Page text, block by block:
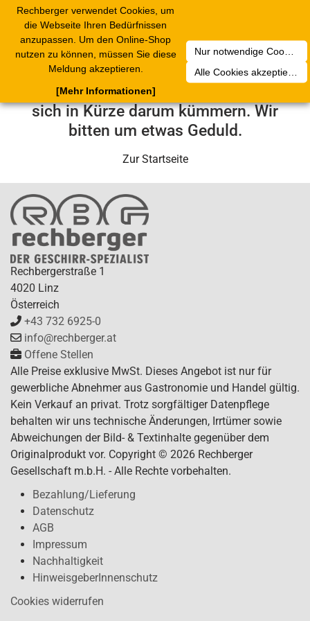
Rechberger verwendet Cookies, um
die Webseite Ihren Bedürfnissen
anzupassen. Um den Online-Shop
nutzen zu können, müssen Sie diese
Meldung akzeptieren.
Nur notwendige Cookies akzeptieren
Alle Cookies akzeptieren
[Mehr Informationen]
Leider ist ein technischer Fehler
aufgetreten. Unser Service-Team wird
sich in Kürze darum kümmern. Wir
bitten um etwas Geduld.
Zur Startseite
Rechbergerstraße 1
4020 Linz
Österreich
+43 732 6925-0
info@rechberger.at
Offene Stellen
Alle Preise exklusive MwSt. Dieses Angebot ist nur für
gewerbliche Abnehmer aus Gastronomie und Handel gültig.
Kein Verkauf an privat. Trotz sorgfältiger Datenpflege
behalten wir uns technische Änderungen, Irrtümer sowie
Abweichungen der Bild- & Textinhalte gegenüber dem
Originalprodukt vor. Copyright © 2026 Rechberger
Gesellschaft m.b.H. - Alle Rechte vorbehalten.
Bezahlung/Lieferung
Datenschutz
AGB
Impressum
Nachhaltigkeit
HinweisgeberInnenschutz
Cookies widerrufen